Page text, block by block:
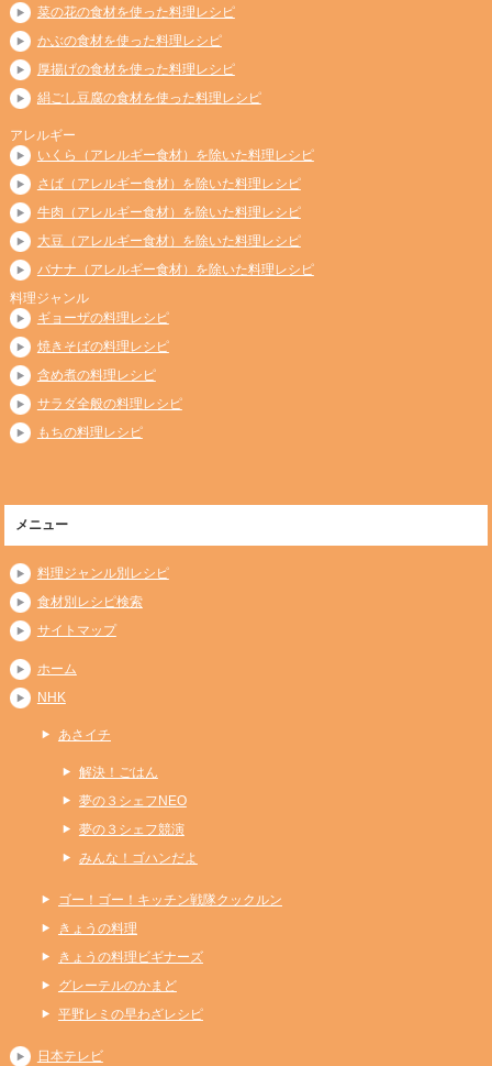
菜の花の食材を使った料理レシピ
かぶの食材を使った料理レシピ
厚揚げの食材を使った料理レシピ
絹ごし豆腐の食材を使った料理レシピ
アレルギー
いくら（アレルギー食材）を除いた料理レシピ
さば（アレルギー食材）を除いた料理レシピ
牛肉（アレルギー食材）を除いた料理レシピ
大豆（アレルギー食材）を除いた料理レシピ
バナナ（アレルギー食材）を除いた料理レシピ
料理ジャンル
ギョーザの料理レシピ
焼きそばの料理レシピ
含め煮の料理レシピ
サラダ全般の料理レシピ
もちの料理レシピ
メニュー
料理ジャンル別レシピ
食材別レシピ検索
サイトマップ
ホーム
NHK
あさイチ
解決！ごはん
夢の３シェフNEO
夢の３シェフ競演
みんな！ゴハンだよ
ゴー！ゴー！キッチン戦隊クックルン
きょうの料理
きょうの料理ビギナーズ
グレーテルのかまど
平野レミの早わざレシピ
日本テレビ